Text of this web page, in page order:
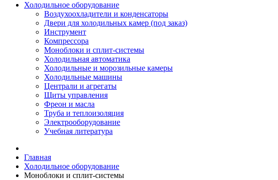
Холодильное оборудование
Воздухоохладители и конденсаторы
Двери для холодильных камер (под заказ)
Инструмент
Компрессора
Моноблоки и сплит-системы
Холодильная автоматика
Холодильные и морозильные камеры
Холодильные машины
Централи и агрегаты
Щиты управления
Фреон и масла
Труба и теплоизоляция
Электрооборудование
Учебная литература
Главная
Холодильное оборудование
Моноблоки и сплит-системы